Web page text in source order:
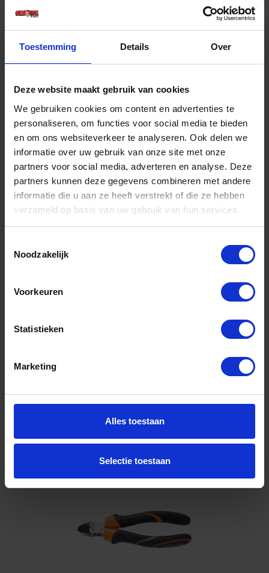
Toestemming Details Over
Deze website maakt gebruik van cookies
We gebruiken cookies om content en advertenties te
personaliseren, om functies voor social media te bieden
en om ons websiteverkeer te analyseren. Ook delen we
informatie over uw gebruik van onze site met onze
partners voor social media, adverteren en analyse. Deze
partners kunnen deze gegevens combineren met andere
informatie die u aan ze heeft verstrekt of die ze hebben
verzameld op basis van uw gebruik van hun services.
Noodzakelijk
Voorkeuren
Statistieken
Marketing
Alles toestaan
Selectie toestaan
€ 27,10 incl. BTW
-
Bestel nu!
Voorraad: 2 op voorraad
Prijs per 1 Stuk
+
Stuk